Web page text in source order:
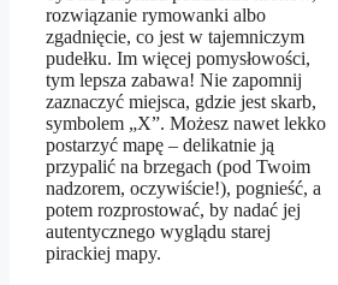
rozwiązanie rymowanki albo
zgadnięcie, co jest w tajemniczym
pudełku. Im więcej pomysłowości,
tym lepsza zabawa! Nie zapomnij
zaznaczyć miejsca, gdzie jest skarb,
symbolem „X”. Możesz nawet lekko
postarzyć mapę – delikatnie ją
przypalić na brzegach (pod Twoim
nadzorem, oczywiście!), pognieść, a
potem rozprostować, by nadać jej
autentycznego wyglądu starej
pirackiej mapy.